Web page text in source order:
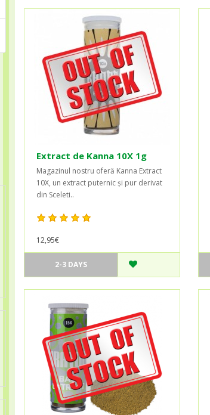
Extract de Kanna 10X 1g
Magazinul nostru oferă Kanna Extract
10X, un extract puternic și pur derivat
din Sceleti..
12,95€
2-3 DAYS